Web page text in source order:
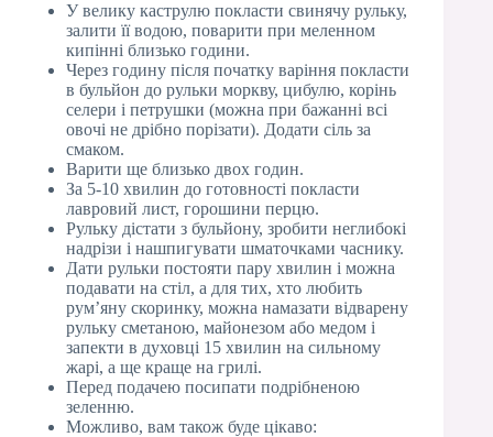
У велику каструлю покласти свинячу рульку,
залити її водою, поварити при меленном
кипінні близько години.
Через годину після початку варіння покласти
в бульйон до рульки моркву, цибулю, корінь
селери і петрушки (можна при бажанні всі
овочі не дрібно порізати). Додати сіль за
смаком.
Варити ще близько двох годин.
За 5-10 хвилин до готовності покласти
лавровий лист, горошини перцю.
Рульку дістати з бульйону, зробити неглибокі
надрізи і нашпигувати шматочками часнику.
Дати рульки постояти пару хвилин і можна
подавати на стіл, а для тих, хто любить
рум’яну скоринку, можна намазати відварену
рульку сметаною, майонезом або медом і
запекти в духовці 15 хвилин на сильному
жарі, а ще краще на грилі.
Перед подачею посипати подрібненою
зеленню.
Можливо, вам також буде цікаво: